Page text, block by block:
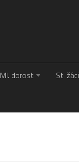
Ml. dorost St. žáci